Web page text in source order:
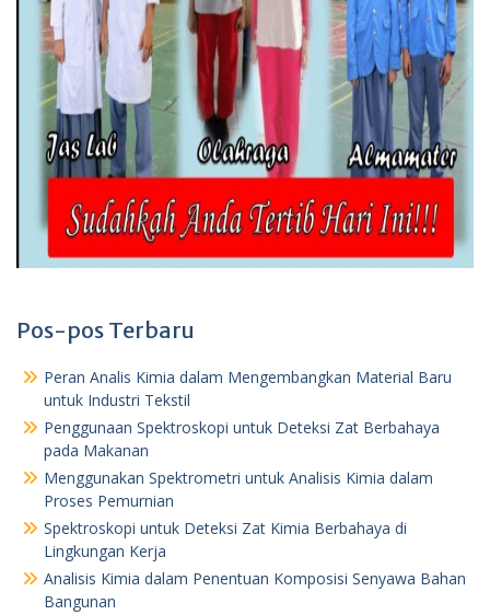
Pos-pos Terbaru
Peran Analis Kimia dalam Mengembangkan Material Baru
untuk Industri Tekstil
Penggunaan Spektroskopi untuk Deteksi Zat Berbahaya
pada Makanan
Menggunakan Spektrometri untuk Analisis Kimia dalam
Proses Pemurnian
Spektroskopi untuk Deteksi Zat Kimia Berbahaya di
Lingkungan Kerja
Analisis Kimia dalam Penentuan Komposisi Senyawa Bahan
Bangunan